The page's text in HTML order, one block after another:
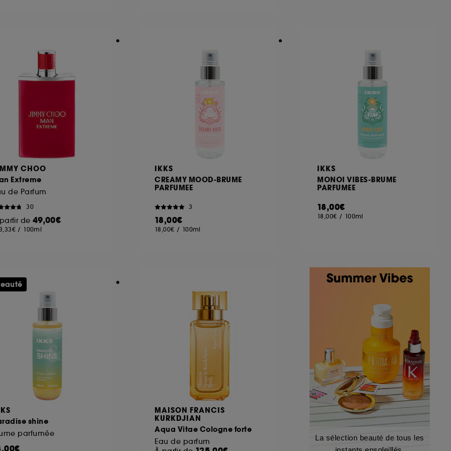
CHOO
Extreme
de Parfum
30
de 49,00€
/ 100ml
IKKS
CREAMY MOOD-BRUME
PARFUMEE
3
18,00€
18,00€ / 100ml
IKKS
MONOI VIBES-BRUME
PARFUMEE
18,00€
18,00€ / 100ml
shine
parfumée
MAISON FRANCIS
KURKDJIAN
Aqua Vitae Cologne forte
Eau de parfum
La sélection beauté de tous les
et la lecture de ces traceurs requiert votre accord. Vous pouvez personnaliser vos choix concernant
mes choix" ci-dessous ou décider de "tout accepter". Sephora pourra associer les
Cookies, pour les finalités acceptées, avec les données personnelles collectées ou générées lors
refuser tous les cookies, cliques sur "continuer sans accepter". Voous pouvez à tout moment choisir
obtenir plus d'information sur les cookies utilisés,
cliquez